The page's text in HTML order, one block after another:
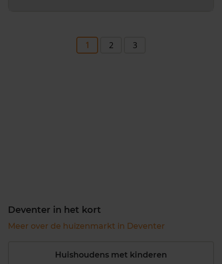
1 2 3
Deventer in het kort
Meer over de huizenmarkt in Deventer
Huishoudens met kinderen